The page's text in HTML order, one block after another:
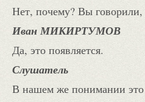
Нет, почему? Вы
Иван МИКИРТУМОВ
Да, это появляется.
Слушатель
В нашем же понимании это